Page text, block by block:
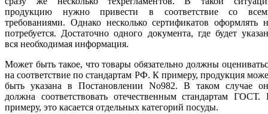
продукцию нужно привести в соответствие со
требованиями. Однако несколько сертификатов оформлять
потребуется. Достаточно одного документа, где будет
вся необходимая информация.
Может быть такое, что товары обязательно должны
на соответствие по стандартам РФ. К примеру, продукция
быть указана в Постановлении No982. В таком случае
должна соответствовать отечественным стандартам ГОСТ.
примеру, это касается отдельных категорий посуды.